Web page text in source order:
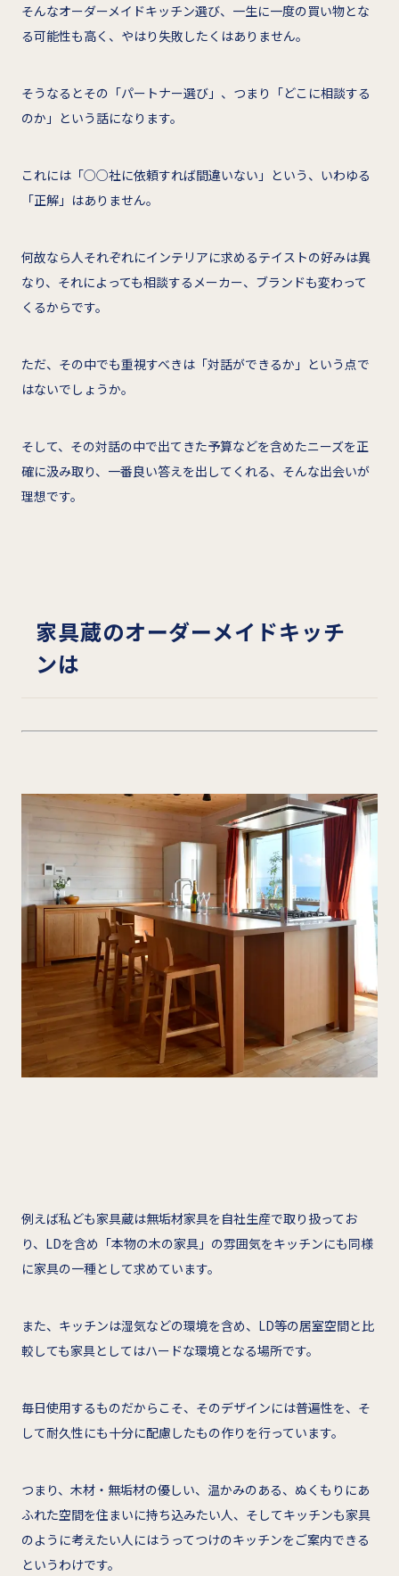
そんなオーダーメイドキッチン選び、一生に一度の買い物とな
る可能性も高く、やはり失敗したくはありません。
そうなるとその「パートナー選び」、つまり「どこに相談する
のか」という話になります。
これには「○○社に依頼すれば間違いない」という、いわゆる
「正解」はありません。
何故なら人それぞれにインテリアに求めるテイストの好みは異
なり、それによっても相談するメーカー、ブランドも変わって
くるからです。
ただ、その中でも重視すべきは「対話ができるか」という点で
はないでしょうか。
そして、その対話の中で出てきた予算などを含めたニーズを正
確に汲み取り、一番良い答えを出してくれる、そんな出会いが
理想です。
家具蔵のオーダーメイドキッチ
ンは
例えば私ども家具蔵は無垢材家具を自社生産で取り扱ってお
り、LDを含め「本物の木の家具」の雰囲気をキッチンにも同様
に家具の一種として求めています。
また、キッチンは湿気などの環境を含め、LD等の居室空間と比
較しても家具としてはハードな環境となる場所です。
毎日使用するものだからこそ、そのデザインには普遍性を、そ
して耐久性にも十分に配慮したもの作りを行っています。
つまり、木材・無垢材の優しい、温かみのある、ぬくもりにあ
ふれた空間を住まいに持ち込みたい人、そしてキッチンも家具
のように考えたい人にはうってつけのキッチンをご案内できる
というわけです。